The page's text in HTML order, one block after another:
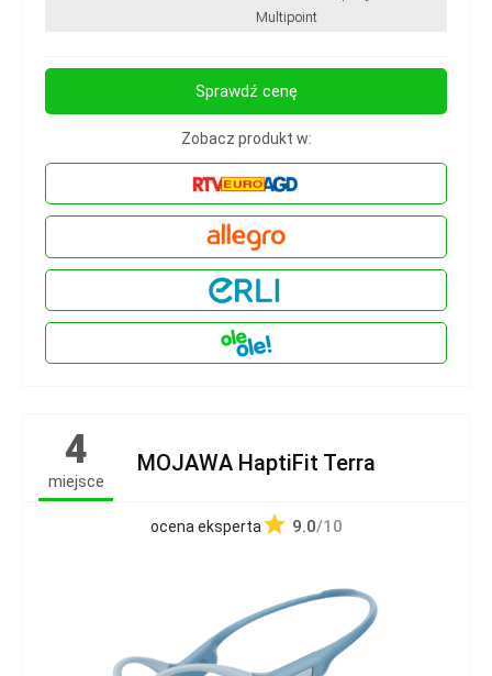
Multipoint
Sprawdź cenę
Zobacz produkt w:
4
miejsce
MOJAWA HaptiFit Terra
ocena eksperta 9.0/10